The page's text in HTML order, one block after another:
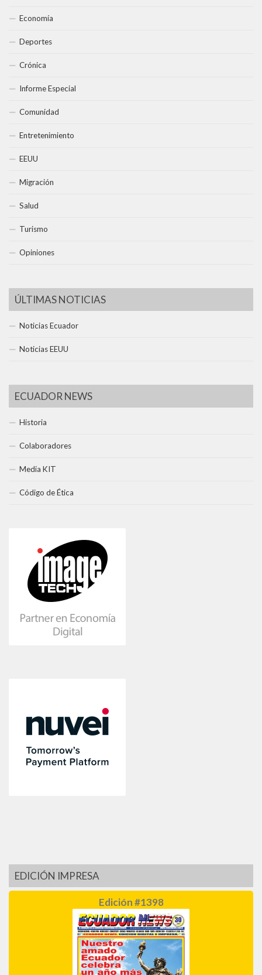
Economía
Deportes
Crónica
Informe Especial
Comunidad
Entretenimiento
EEUU
Migración
Salud
Turismo
Opiniones
ÚLTIMAS NOTICIAS
Noticias Ecuador
Noticias EEUU
ECUADOR NEWS
Historia
Colaboradores
Media KIT
Código de Ética
EDICIÓN IMPRESA
Edición #1398